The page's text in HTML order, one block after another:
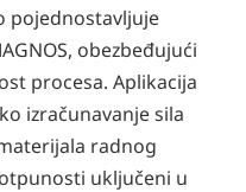
pojednostavljuje
obezbeđujući
procesa. Aplikacija
izračunavanje sila
radnog
uključeni u